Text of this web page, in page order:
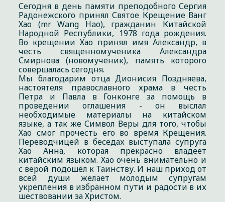
Сегодня в день памяти преподобного Сергия
Радонежского принял Святое Крещение Ванг
Хао (mr Wang Hao), гражданин Китайской
Народной Республики, 1978 года рождения.
Во крещении Хао принял имя Александр, в
честь священномученика Александра
Смирнова (новомученик), память которого
совершалась сегодня.
Мы благодарим отца Дионисия Поздняева,
настоятеля православного храма в честь
Петра и Павла в Гонконге за помощь в
проведении оглашения - он выслал
необходимые материалы на китайском
языке, а так же Символ Веры для того, чтобы
Хао смог прочесть его во время Крещения.
Переводчицей в беседах выступала супруга
Хао Анна, которая прекрасно владеет
китайским языком. Хао очень внимательно и
с верой подошёл к Таинству. И наш приход от
всей души желает молодым супругам
укрепления в избранном пути и радости в их
шествовании за Христом.